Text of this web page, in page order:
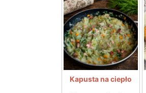
Kapusta na ciepło